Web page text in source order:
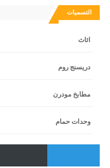
التسميات
اثاث
دريسنج روم
مطابخ مودرن
وحدات حمام